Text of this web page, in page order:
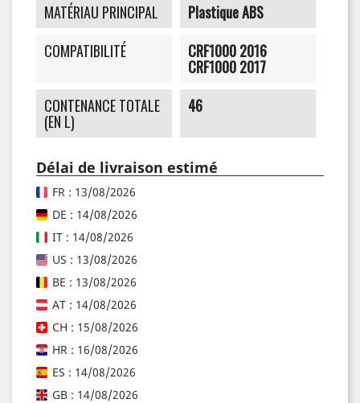
MATÉRIAU PRINCIPAL
Plastique ABS
COMPATIBILITÉ
CRF1000 2016
CRF1000 2017
CONTENANCE TOTALE
(EN L)
46
Délai de livraison estimé
FR : 13/08/2026
DE : 14/08/2026
IT : 14/08/2026
US : 13/08/2026
BE : 13/08/2026
AT : 14/08/2026
CH : 15/08/2026
HR : 16/08/2026
ES : 14/08/2026
GB : 14/08/2026